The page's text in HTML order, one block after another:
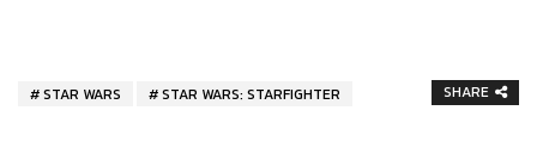
STAR WARS STAR WARS: STARFIGHTER SHARE